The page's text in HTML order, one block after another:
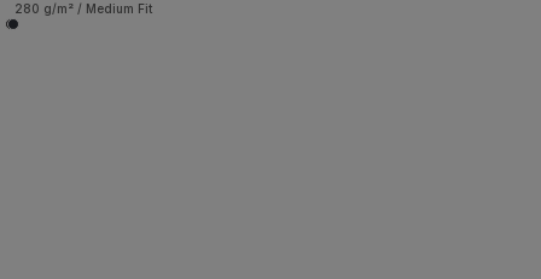
280 g/m² / Medium Fit